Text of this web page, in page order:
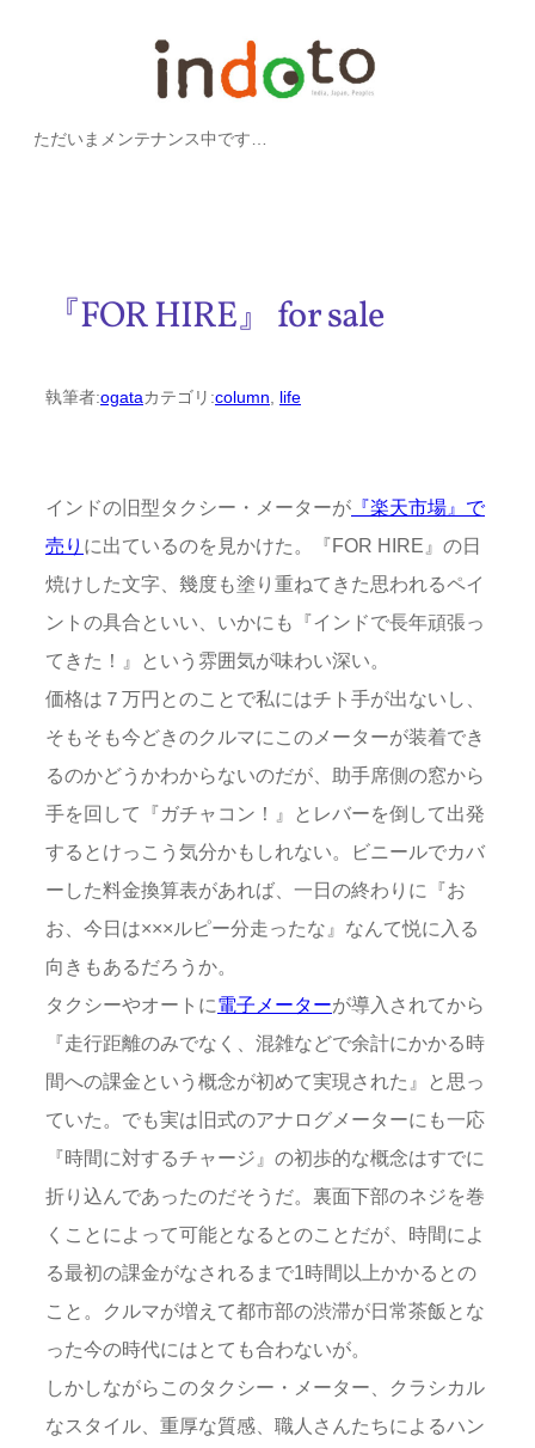
ただいまメンテナンス中です…
『FOR HIRE』 for sale
執筆者:ogataカテゴリ:column life
インドの旧型タクシー・メーターが 『楽天市場』で
売り に出ているのを見かけた。『FOR HIRE』の日
焼けした文字、幾度も塗り重ねてきた思われるペイ
ントの具合といい、いかにも『インドで長年頑張っ
てきた！』という雰囲気が味わい深い。
価格は７万円とのことで私にはチト手が出ないし、
そもそも今どきのクルマにこのメーターが装着でき
るのかどうかわからないのだが、助手席側の窓から
手を回して『ガチャコン！』とレバーを倒して出発
するとけっこう気分かもしれない。ビニールでカバ
ーした料金換算表があれば、一日の終わりに『お
お、今日は×××ルピー分走ったな』なんて悦に入る
向きもあるだろうか。
タクシーやオートに電子メーターが導入されてから
『走行距離のみでなく、混雑などで余計にかかる時
間への課金という概念が初めて実現された』と思っ
ていた。でも実は旧式のアナログメーターにも一応
『時間に対するチャージ』の初歩的な概念はすでに
折り込んであったのだそうだ。裏面下部のネジを巻
くことによって可能となるとのことだが、時間によ
る最初の課金がなされるまで1時間以上かかるとの
こと。クルマが増えて都市部の渋滞が日常茶飯とな
った今の時代にはとても合わないが。
しかしながらこのタクシー・メーター、クラシカル
なスタイル、重厚な質感、職人さんたちによるハン